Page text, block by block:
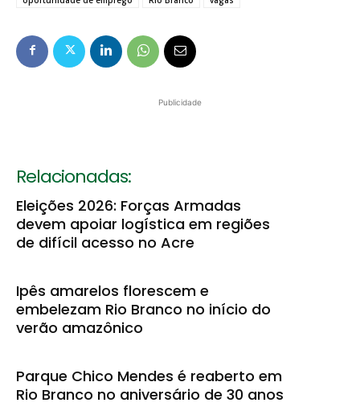
Publicidade
Relacionadas:
Eleições 2026: Forças Armadas
devem apoiar logística em regiões
de difícil acesso no Acre
Ipês amarelos florescem e
embelezam Rio Branco no início do
verão amazônico
Parque Chico Mendes é reaberto em
Rio Branco no aniversário de 30 anos